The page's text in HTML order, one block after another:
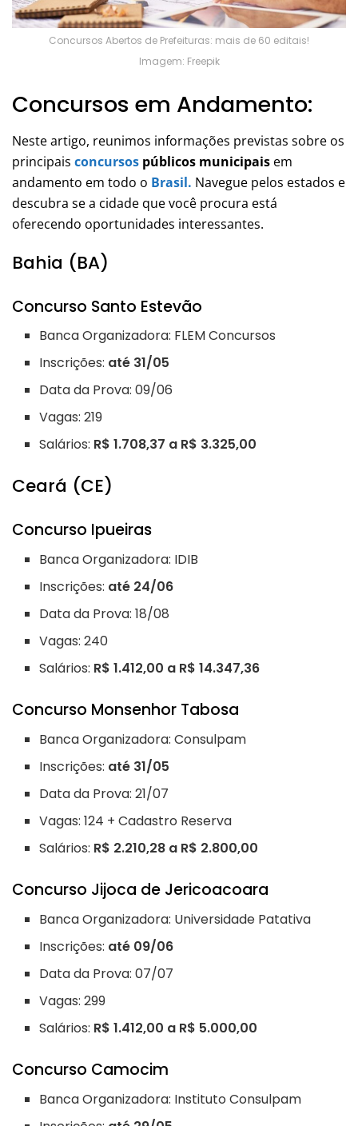
Concursos Abertos de Prefeituras: mais de 60 editais!
Imagem: Freepik
Concursos em Andamento:
Neste artigo, reunimos informações previstas sobre os
principais concursos públicos municipais em
andamento em todo o Brasil. Navegue pelos estados e
descubra se a cidade que você procura está
oferecendo oportunidades interessantes.
Bahia (BA)
Concurso Santo Estevão
Banca Organizadora: FLEM Concursos
Inscrições: até 31/05
Data da Prova: 09/06
Vagas: 219
Salários: R$ 1.708,37 a R$ 3.325,00
Ceará (CE)
Concurso Ipueiras
Banca Organizadora: IDIB
Inscrições: até 24/06
Data da Prova: 18/08
Vagas: 240
Salários: R$ 1.412,00 a R$ 14.347,36
Concurso Monsenhor Tabosa
Banca Organizadora: Consulpam
Inscrições: até 31/05
Data da Prova: 21/07
Vagas: 124 + Cadastro Reserva
Salários: R$ 2.210,28 a R$ 2.800,00
Concurso Jijoca de Jericoacoara
Banca Organizadora: Universidade Patativa
Inscrições: até 09/06
Data da Prova: 07/07
Vagas: 299
Salários: R$ 1.412,00 a R$ 5.000,00
Concurso Camocim
Banca Organizadora: Instituto Consulpam